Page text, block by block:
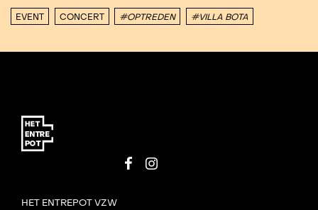
EVENT CONCERT #OPTREDEN #VILLA BOTA
HET ENTREPOT VZW